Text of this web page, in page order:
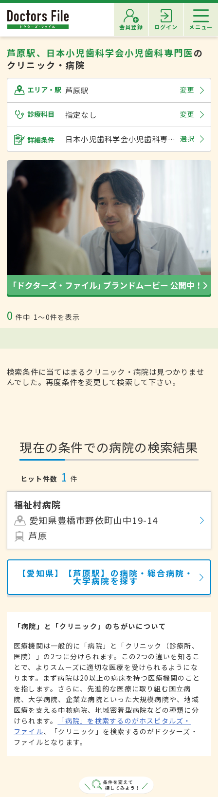
会員登録 ログイン メニュー
芦原駅、日本小児歯科学会小児歯科専門医の
クリニック・病院
エリア・駅 芦原駅 変更
診療科目 指定なし 変更
詳細条件 日本小児歯科学会小児歯科専門医 選択
0 件中 1〜0件を表示
検索条件に当てはまるクリニック・病院は見つかりませ
んでした。再度条件を変更して検索して下さい。
現在の条件での病院の検索結果
ヒット件数 1 件
福祉村病院
愛知県豊橋市野依町山中19-14
芦原
【愛知県】【芦原駅】の病院・総合病院・
大学病院を探す
「病院」と「クリニック」のちがいについて
医療機関は一般的に「病院」と「クリニック（診療所、
医院）」の2つに分けられます。この2つの違いを知るこ
とで、よりスムーズに適切な医療を受けられるようにな
ります。まず病院は20以上の病床を持つ医療機関のこと
を指します。さらに、先進的な医療に取り組む国立病
院、大学病院、企業立病院といった大規模病院や、地域
医療を支える中核病院、地域密着型病院などの種類に分
けられます。
「病院」を検索するのがホスピタルズ・
ファイル、「クリニック」を検索するのがドクターズ・
ファイルとなります。